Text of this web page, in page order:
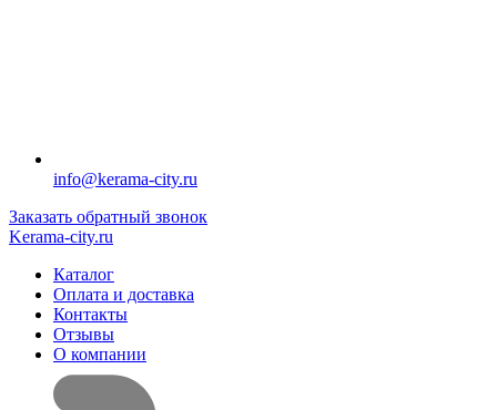
info@kerama-city.ru
Заказать обратный звонок
Kerama-city.ru
Каталог
Оплата и доставка
Контакты
Отзывы
О компании